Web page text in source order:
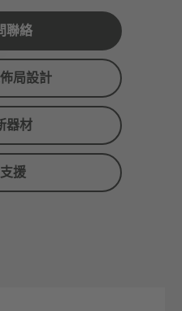
聯絡
局設計
器材
援